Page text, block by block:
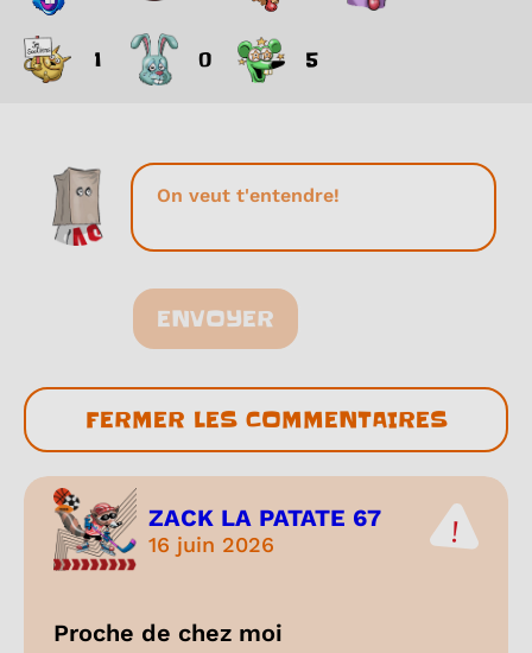
1 0 5
ENVOYER
FERMER LES COMMENTAIRES
ZACK LA PATATE 67
16 juin 2026
Proche de chez moi